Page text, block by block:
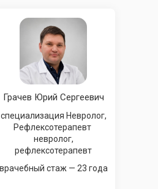
Грачев Юрий Сергеевич
специализация Невролог,
Рефлексотерапевт
невролог,
рефлексотерапевт
врачебный стаж — 23 года